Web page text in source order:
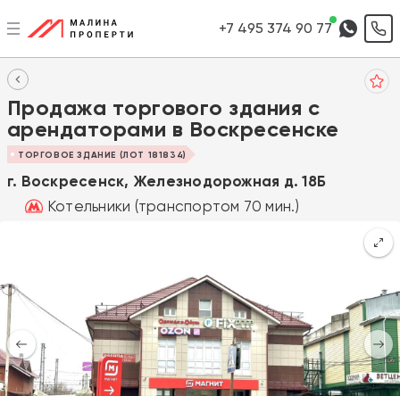
+7 495 374 90 77
Продажа торгового здания с
арендаторами в Воскресенске
ТОРГОВОЕ ЗДАНИЕ (ЛОТ 181834)
г. Воскресенск, Железнодорожная д. 18Б
Котельники (транспортом 70 мин.)